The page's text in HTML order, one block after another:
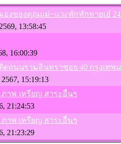
งของคุณแม่~แวะพักทักทายเอ๋
13:58:45
16:00:39
ดถนนรามอินทราซอย 40 กรุงเทพ
15:19:13
ภาพ เหรียญ สาระอื่นๆ
21:24:53
ภาพ เหรียญ สาระอื่นๆ
21:23:29